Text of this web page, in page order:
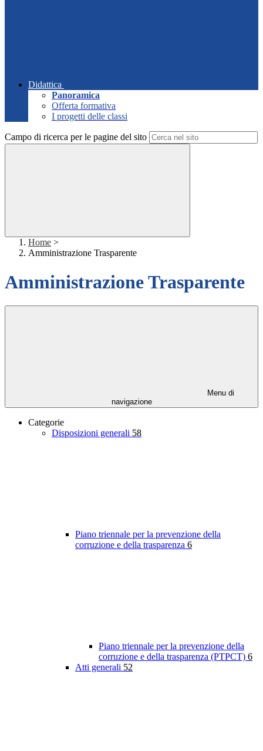
Didattica
Panoramica
Offerta formativa
I progetti delle classi
Campo di ricerca per le pagine del sito
Home >
Amministrazione Trasparente
Amministrazione Trasparente
Menu di
navigazione
Categorie
Disposizioni generali 58
Piano triennale per la prevenzione della
corruzione e della trasparenza 6
Piano triennale per la prevenzione della
corruzione e della trasparenza (PTPCT) 6
Atti generali 52